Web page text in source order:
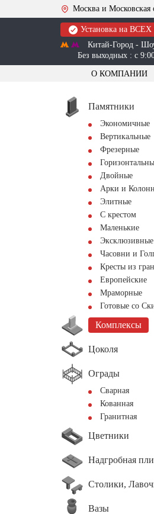
Москва и Московская
Установка на ВСЕХ
Китай-Город -
Без выходных : с
О КОМПАНИИ
Памятники
Экономичные
Вертикальные
Фрезерные
Двойные
Арки и
Элитные
С крестом
Маленькие
Эксклюзивные
Часовни и
Кресты из
Европейские
Мраморные
Готовые со
Комплексы
Цоколя
Ограды
Сварная
Кованная
Гранитная
Цветники
Надгробная
Столики,
Вазы